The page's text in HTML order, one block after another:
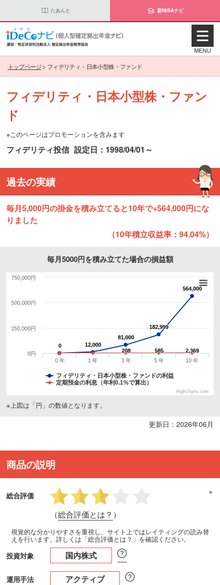
たあんと 新NISAナビ
トップページ> フィデリティ・日本小型株・ファンド
フィデリティ・日本小型株・ファン
ド
※このページはプロモーションを含みます
フィデリティ投信 設定日：1998/04/01～
過去の実績
毎月5,000円の掛金を積み立てると10年で+564,000円にな
りました
（10年積立収益率：94.04%）
毎月5000円を積み立てた場合の損益額
0
0 12,000
12,000
81,000
81,000
182,999
182,999
564,000
564,000
208
208 585
585 2,369
2,369
フィデリティ・日本小型株・ファンドの利益
定期預金の利息（年利0.1%で算出）
0 年 1 年 3 年 5 年 10 年
0円
250,000円
500,000円
750,000円
Highcharts.com
※上図は「円」の数値となります。
更新日：2026年06月
商品の説明
総合評価
（総合評価とは？ ）
※
視覚的な分かりやすさを重視し、サイト上ではレイティングの読み替
えを行います。詳しくは「総合評価とは？」を確認ください。
投資対象 国内株式
運用手法 アクティブ